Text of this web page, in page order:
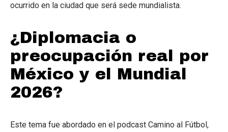
ocurrido en la ciudad que será sede mundialista.
¿Diplomacia o
preocupación real por
México y el Mundial
2026?
Este tema fue abordado en el podcast Camino al Fútbol,